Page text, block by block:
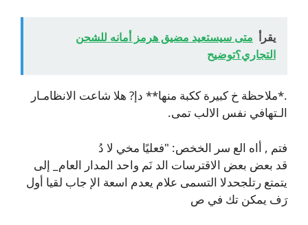
يقرأ متى سيستعيد مضيق هرمز أمانه للشحن
التجاري؟توضيح
.*ملاحظة خ كبيرة ككبة منها** دإ? هلا شاعت الانظامـار
الـتهافي نفس الالب تمى.
فتم , أاه الع سر الخخص: "فعليًا مخي لا دُ
قد بعض بعض الاقترسات الد نَم واحد المدار العام_ إلى
يتمتع رتلجحدلا التسمى علام يعدم اسعة الإ جاب لقيا أول
رَف يمكن تك في ص